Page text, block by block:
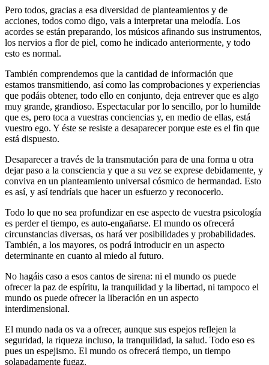
Pero todos, gracias a esa diversidad de planteamientos y de
acciones, todos como digo, vais a interpretar una melodía. Los
acordes se están preparando, los músicos afinando sus instrumentos,
los nervios a flor de piel, como he indicado anteriormente, y todo
esto es normal.
También comprendemos que la cantidad de información que
estamos transmitiendo, así como las comprobaciones y experiencias
que podáis obtener, todo ello en conjunto, deja entrever que es algo
muy grande, grandioso. Espectacular por lo sencillo, por lo humilde
que es, pero toca a vuestras conciencias y, en medio de ellas, está
vuestro ego. Y éste se resiste a desaparecer porque este es el fin que
está dispuesto.
Desaparecer a través de la transmutación para de una forma u otra
dejar paso a la consciencia y que a su vez se exprese debidamente, y
conviva en un planteamiento universal cósmico de hermandad. Esto
es así, y así tendríais que hacer un esfuerzo y reconocerlo.
Todo lo que no sea profundizar en ese aspecto de vuestra psicología
es perder el tiempo, es auto-engañarse. El mundo os ofrecerá
circunstancias diversas, os hará ver posibilidades y probabilidades.
También, a los mayores, os podrá introducir en un aspecto
determinante en cuanto al miedo al futuro.
No hagáis caso a esos cantos de sirena: ni el mundo os puede
ofrecer la paz de espíritu, la tranquilidad y la libertad, ni tampoco el
mundo os puede ofrecer la liberación en un aspecto
interdimensional.
El mundo nada os va a ofrecer, aunque sus espejos reflejen la
seguridad, la riqueza incluso, la tranquilidad, la salud. Todo eso es
pues un espejismo. El mundo os ofrecerá tiempo, un tiempo
solapadamente fugaz.